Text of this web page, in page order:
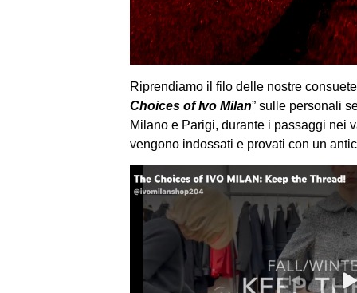
Riprendiamo il filo delle nostre
Choices of Ivo Milan” sulle personali
Milano e Parigi, durante i passaggi nei
vengono indossati e provati con un